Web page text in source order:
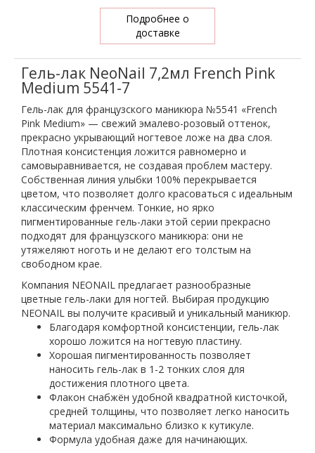
Подробнее о
доставке
Гель-лак NeoNail 7,2мл French Pink
Medium 5541-7
Гель-лак для французского маникюра №5541 «French
Pink Medium» — свежий эмалево-розовый оттенок,
прекрасно укрывающий ногтевое ложе на два слоя.
Плотная консистенция ложится равномерно и
самовыравнивается, не создавая проблем мастеру.
Собственная линия улыбки 100% перекрывается
цветом, что позволяет долго красоваться с идеальным
классическим френчем. Тонкие, но ярко
пигментированные гель-лаки этой серии прекрасно
подходят для французского маникюра: они не
утяжеляют ноготь и не делают его толстым на
свободном крае.
Компания NEONAIL предлагает разнообразные
цветные гель-лаки для ногтей. Выбирая продукцию
NEONAIL вы получите красивый и уникальный маникюр.
Благодаря комфортной консистенции, гель-лак
хорошо ложится на ногтевую пластину.
Хорошая пигментированность позволяет
наносить гель-лак в 1-2 тонких слоя для
достижения плотного цвета.
Флакон снабжён удобной квадратной кисточкой,
средней толщины, что позволяет легко наносить
материал максимально близко к кутикуле.
Формула удобная даже для начинающих.